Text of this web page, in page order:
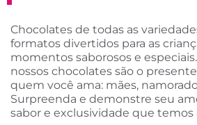
Chocolates de todas as
formatos divertidos para as
momentos saborosos e
nossos chocolates são o
quem você ama: mães,
Surpreenda e demonstre seu
sabor e exclusividade que temos